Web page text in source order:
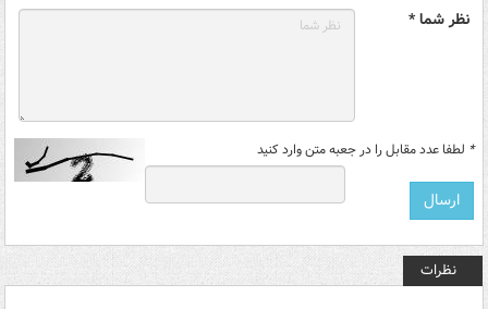
نظر شما *
* لطفا عدد مقابل را در جعبه متن وارد کنید
نظرات